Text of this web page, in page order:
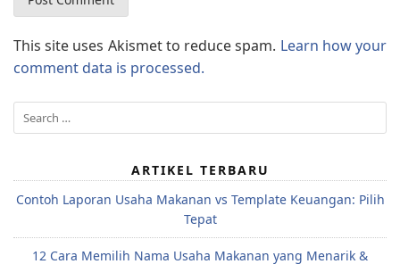
This site uses Akismet to reduce spam. Learn how your
comment data is processed.
Search
for:
ARTIKEL TERBARU
Contoh Laporan Usaha Makanan vs Template Keuangan: Pilih
Tepat
12 Cara Memilih Nama Usaha Makanan yang Menarik &